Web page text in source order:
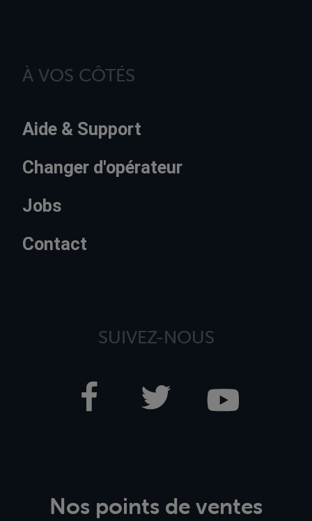
À VOS CÔTÉS
Aide & Support
Changer d'opérateur
Jobs
Contact
SUIVEZ-NOUS
Nos points de ventes